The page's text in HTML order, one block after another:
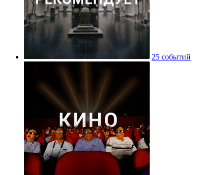
25 событий